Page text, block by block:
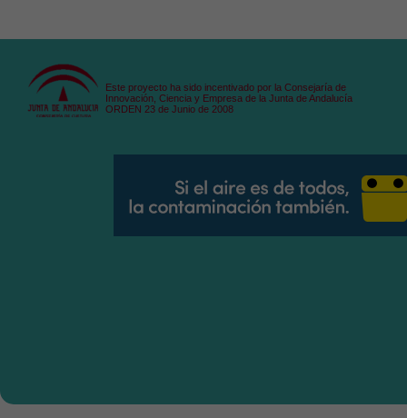
Este proyecto ha sido incentivado por la Consejaría de
Innovación, Ciencia y Empresa de la Junta de Andalucía
ORDEN 23 de Junio de 2008